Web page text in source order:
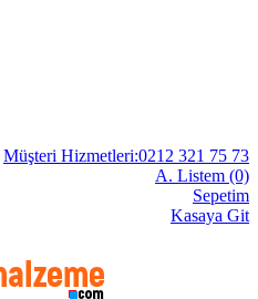
Müşteri Hizmetleri:0212 321 75 73
A. Listem (0)
Sepetim
Kasaya Git